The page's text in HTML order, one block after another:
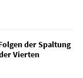
der Spaltung
Vierten